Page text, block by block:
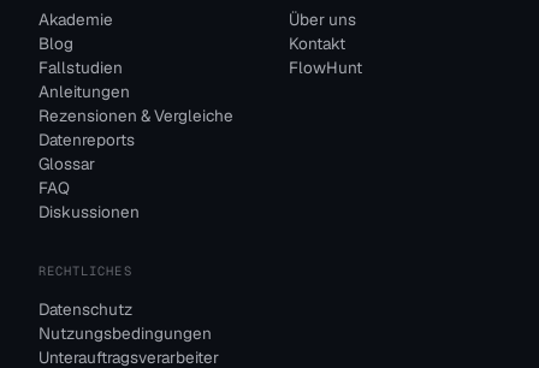
Akademie
Blog
Fallstudien
Anleitungen
Rezensionen & Vergleiche
Datenreports
Glossar
FAQ
Diskussionen
Über uns
Kontakt
FlowHunt
RECHTLICHES
Datenschutz
Nutzungsbedingungen
Unterauftragsverarbeiter